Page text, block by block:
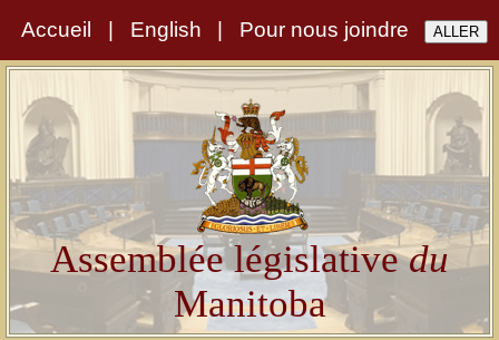
Accueil English Pour nous joindre
Assemblée législativedu
Manitoba